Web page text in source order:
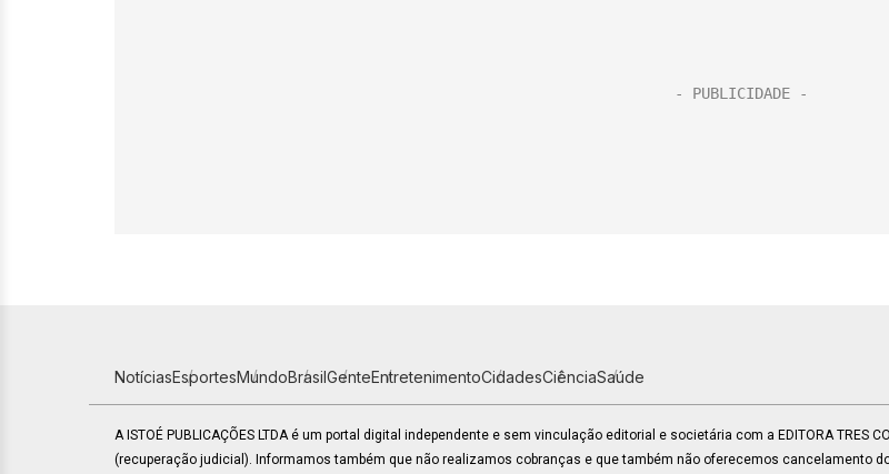
NotíciasEsportesMundoBrasilGenteEntretenimentoCidadesCiênciaSaúde
A ISTOÉ PUBLICAÇÕES LTDA é um portal digital independente e sem vinculação editorial e societária com a EDITORA TRES
(recuperação judicial). Informamos também que não realizamos cobranças e que também não oferecemos cancelamento